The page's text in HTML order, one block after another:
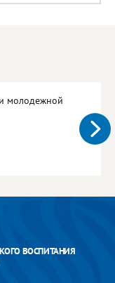
молодежной
ВОСПИТАНИЯ